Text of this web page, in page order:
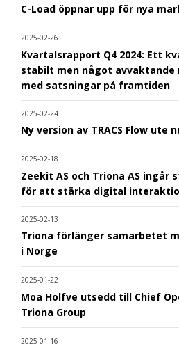
C-Load öppnar upp för nya
2025-02-26
Kvartalsrapport Q4 2024: Ett
stabilt men något avvaktande
med satsningar på framtiden
2025-02-24
Ny version av TRACS Flow ute
2025-02-18
Zeekit AS och Triona AS
för att stärka digital
2025-02-13
Triona förlänger samarbetet
i Norge
2025-01-22
Moa Holfve utsedd till Chief
Triona Group
2025-01-16